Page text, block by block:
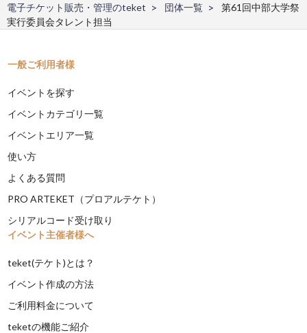
電子チケット販売・管理のteket 団体一覧
第61回中部大学祭
実行委員会タレント担当
一般ご利用者様
イベントを探す
イベントカテゴリ一覧
イベントエリア一覧
使い方
よくある質問
PRO ARTEKET（プロアルテケト）
シリアルコード受け取り
イベント主催者様へ
teket(テケト)とは？
イベント作成の方法
ご利用料金について
teketの機能ご紹介